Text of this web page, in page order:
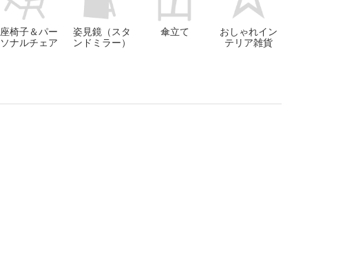
座椅子＆パー
ソナルチェア
姿見鏡（スタ
ンドミラー）
傘立て
おしゃれイン
テリア雑貨